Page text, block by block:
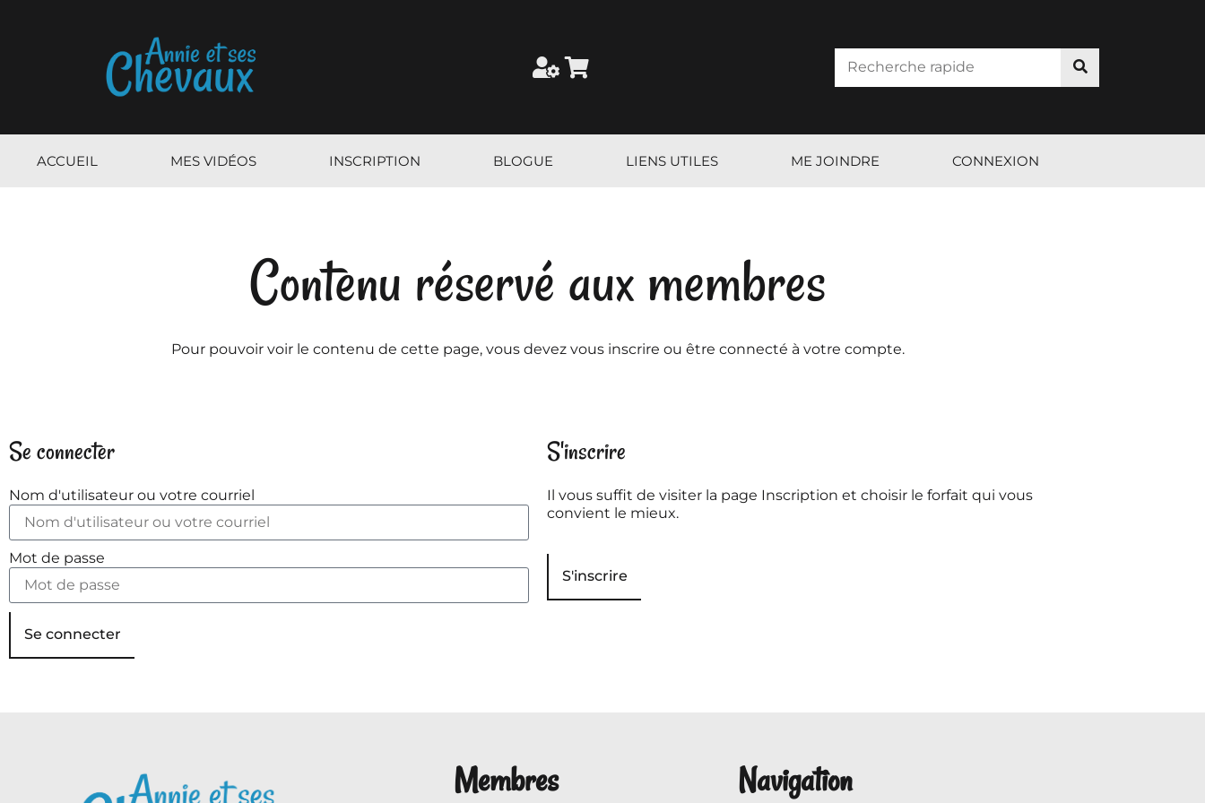
ACCUEIL MES VIDÉOS INSCRIPTION BLOGUE LIENS UTILES ME JOINDRE CONNEXION
Contenu réservé aux membres
Pour pouvoir voir le contenu de cette page, vous devez vous inscrire ou être connecté à votre compte.
Se connecter
Nom d'utilisateur ou votre courriel
Mot de passe
Se connecter
S'inscrire
Il vous suffit de visiter la page Inscription et choisir le forfait qui vous
convient le mieux.
S'inscrire
Membres Navigation